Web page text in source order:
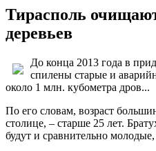
Тирасполь
деревьев
До конца 2013 года в
спилены старые и
около 1 млн. кубометра дров...
По его словам, возраст
столице, – старше 25 лет.
будут и сравнительно